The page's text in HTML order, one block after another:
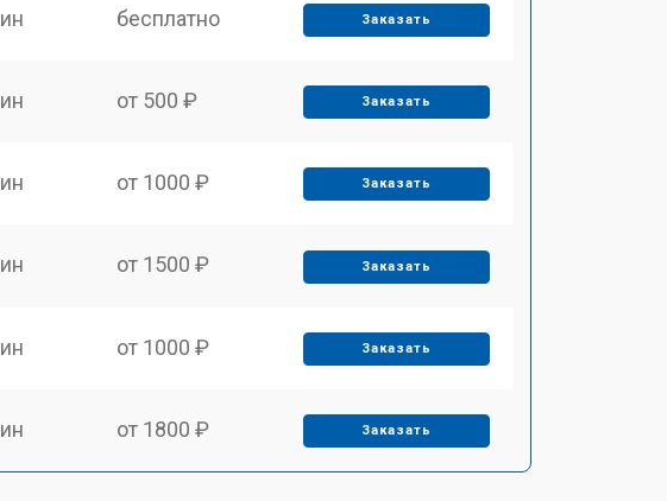
бесплатно Заказать
от 500 ₽ Заказать
от 1000 ₽ Заказать
от 1500 ₽ Заказать
от 1000 ₽ Заказать
от 1800 ₽ Заказать